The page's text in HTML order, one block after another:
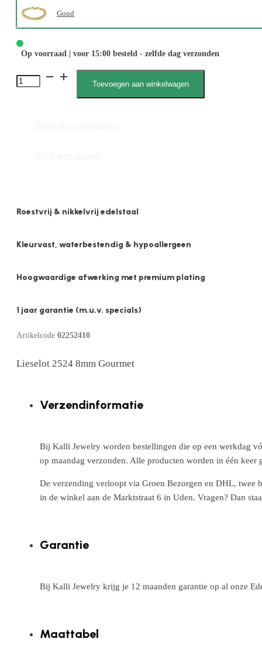
Goud
Op voorraad | voor 15:00 besteld - zelfde dag verzonden
Lieselot
Toevoegen aan winkelwagen
Roestvrij & nikkelvrij edelstaal
Kleurvast, waterbestendig & hypoallergeen
Hoogwaardige afwerking met premium plating
1 jaar garantie (m.u.v. specials)
Artikelcode 02252410
Lieselot 2524 8mm Gourmet
Verzendinformatie
Bij Kalli Jewelry worden bestellingen die op een werkdag
op maandag verzonden. Alle producten worden in één
De verzending verloopt via Groen Bezorgen en DHL, twee
in de winkel aan de Marktstraat 6 in Uden. Vragen? Dan
Garantie
Bij Kalli Jewelry krijg je 12 maanden garantie op al onze
Maattabel